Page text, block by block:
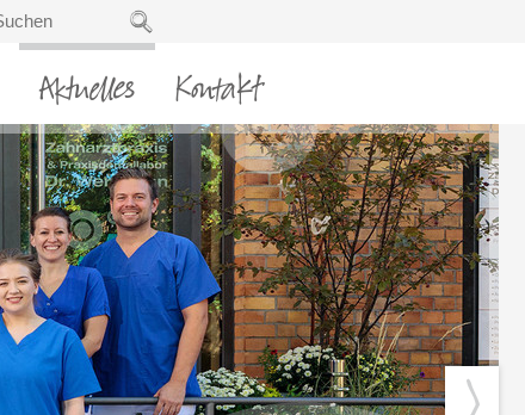
Kontakt
Aktuelles